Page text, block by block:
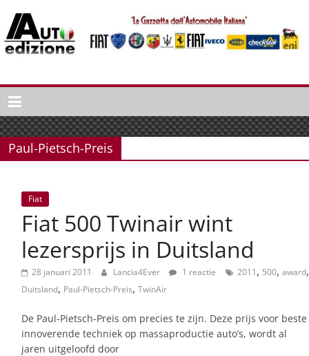
naar
inhoud
Auto
Edizione
La
Gazetta
dell'Automobile
Italiaans
autonieuws
lifestyle
Paul-Pietsch-Preis
Fiat
Fiat 500 Twinair wint
lezersprijs in Duitsland
28 januari 2011 Lancia4Ever 1 reactie 2011, 500, award,
Duitsland, Paul-Pietsch-Preis, TwinAir
De Paul-Pietsch-Preis om precies te zijn. Deze prijs voor beste
innoverende techniek op massaproductie auto’s, wordt al
jaren uitgeloofd door